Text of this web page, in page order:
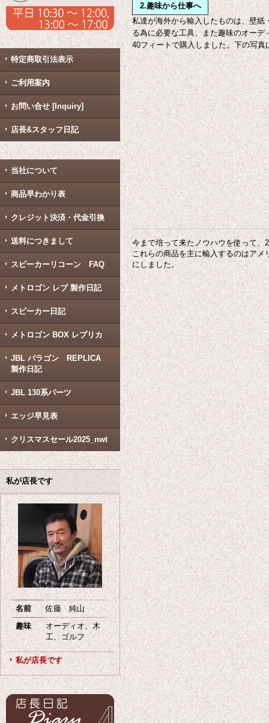
特定商取引法表示
ご利用案内
お問い合せ [Inquiry]
店長&スタッフ日記
当社について
商品早わかり表
クレジット決済・代金引換
送料につきまして
スピーカーリコーン FAQ
メトロゴン レプ 製作日記
スピーカー日記
メトロゴン BOX レプリカ
JBL パラゴン REPLICA
製作日記
JBL 130系パーツ
エッジ早見表
クリスマスセール2025_nwt
私が店長です
名前
佐藤 純山
趣味
オーディオ、木
工、ゴルフ
私が店長です
2.趣味から仕事へ
私達が海外から輸入したものは、壁
る為に必要な工具、また趣味のオー
40フィートで購入しました。下の写
今まで培って来たノウハウを使って
これらの商品を主に輸入するのはア
にしました。